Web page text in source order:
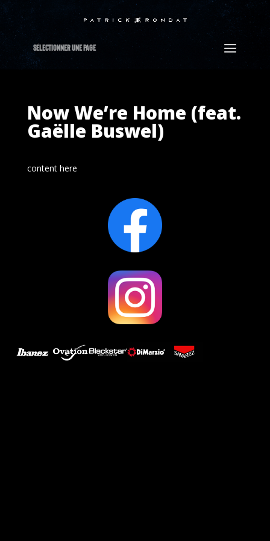
Sélectionner Une Page
Now We’re Home (feat.
Gaëlle Buswel)
content here